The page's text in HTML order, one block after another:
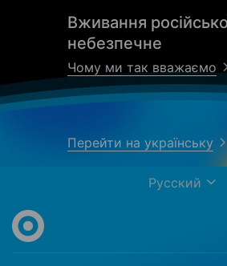
Вживання
небезпечне
Чому ми так вважаємо
Перейти на українську
Русский